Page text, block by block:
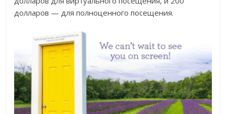
долларов — для полноценного посещения.